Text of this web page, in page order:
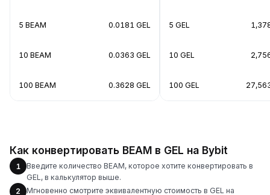
5 BEAM 0.0181 GEL
10 BEAM 0.0363 GEL
100 BEAM 0.3628 GEL
5 GEL
10 GEL
100 GEL
Как конвертировать BEAM в GEL на Bybit
1
Введите количество BEAM, которое хотите конвертировать в
GEL, в калькулятор выше.
2
Мгновенно смотрите эквивалентную стоимость в GEL на